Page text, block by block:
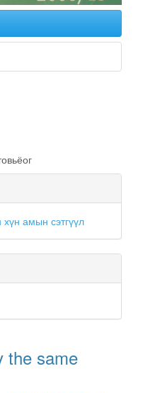
амын сэтгүүл
the same